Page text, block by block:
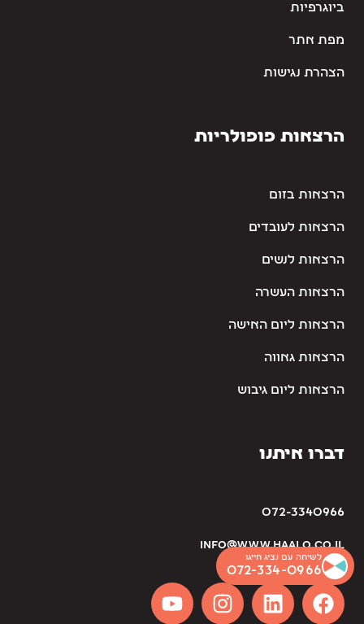
ביוגרפיות
מפת אתר
הצהרת נגישות
לשיחה עם נציג חייגו
072-334-0966
הרצאות פופולריות
הרצאות בזום
הרצאות לעובדים
הרצאות לנשים
הרצאות העשרה
הרצאות ליום האישה
הרצאות גאווה
הרצאות ליום גיבוש
דברו איתנו
072-3340966
info@www.haalo.co.il